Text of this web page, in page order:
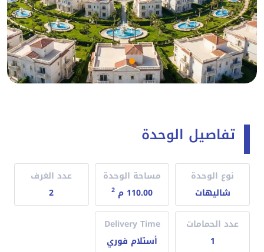
تفاصيل الوحدة
نوع الوحدة
شاليهات
مساحة الوحدة
110.00 م
2
عدد الغرف
2
عدد الحمامات
1
Delivery Time
أستلام فوري